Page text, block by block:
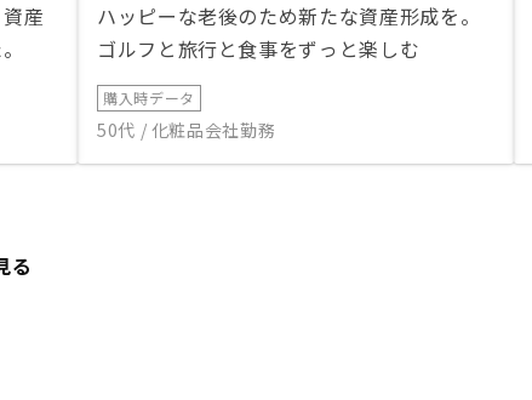
産
ハッピーな老後のため新たな資産形成を。
ゴルフと旅行と食事をずっと楽しむ
購入時データ
50代 / 化粧品会社勤務
る